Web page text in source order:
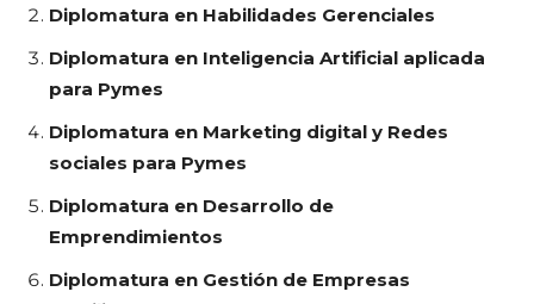
Diplomatura en Habilidades Gerenciales
Diplomatura en Inteligencia Artificial aplicada
para Pymes
Diplomatura en Marketing digital y Redes
sociales para Pymes
Diplomatura en Desarrollo de
Emprendimientos
Diplomatura en Gestión de Empresas